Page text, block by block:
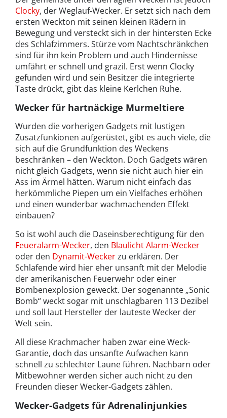
Clocky, der Weglauf-Wecker. Er setzt sich nach dem
ersten Weckton mit seinen kleinen Rädern in
Bewegung und versteckt sich in der hintersten Ecke
des Schlafzimmers. Stürze vom Nachtschränkchen
sind für ihn kein Problem und auch Hindernisse
umfährt er schnell und grazil. Erst wenn Clocky
gefunden wird und sein Besitzer die integrierte
Taste drückt, gibt das kleine Kerlchen Ruhe.
Wecker für hartnäckige Murmeltiere
Wurden die vorherigen Gadgets mit lustigen
Zusatzfunkionen aufgerüstet, gibt es auch viele, die
sich auf die Grundfunktion des Weckens
beschränken – den Weckton. Doch Gadgets wären
nicht gleich Gadgets, wenn sie nicht auch hier ein
Ass im Ärmel hätten. Warum nicht einfach das
herkömmliche Piepen um ein Vielfaches erhöhen
und einen wunderbar wachmachenden Effekt
einbauen?
So ist wohl auch die Daseinsberechtigung für den
Feueralarm-Wecker, den Blaulicht Alarm-Wecker
oder den Dynamit-Weckerzu erklären. Der
Schlafende wird hier eher unsanft mit der Melodie
der amerikanischen Feuerwehr oder einer
Bombenexplosion geweckt. Der sogenannte „Sonic
Bomb“ weckt sogar mit unschlagbaren 113 Dezibel
und soll laut Hersteller der lauteste Wecker der
Welt sein.
All diese Krachmacher haben zwar eine Weck-
Garantie, doch das unsanfte Aufwachen kann
schnell zu schlechter Laune führen. Nachbarn oder
Mitbewohner werden sicher auch nicht zu den
Freunden dieser Wecker-Gadgets zählen.
Wecker-Gadgets für Adrenalinjunkies